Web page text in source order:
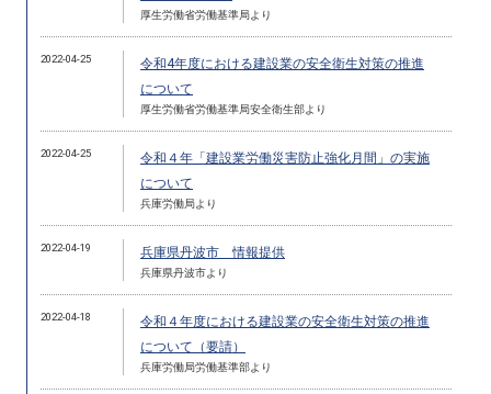
厚生労働省労働基準局より
2022-04-25
令和4年度における建設業の安全衛生対策の推進
について
厚生労働省労働基準局安全衛生部より
2022-04-25
令和４年「建設業労働災害防止強化月間」の実施
について
兵庫労働局より
2022-04-19 兵庫県丹波市 情報提供
兵庫県丹波市より
2022-04-18
令和４年度における建設業の安全衛生対策の推進
について（要請）
兵庫労働局労働基準部より